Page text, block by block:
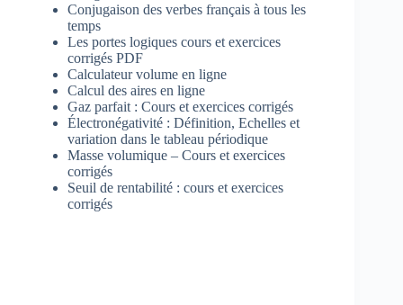
Conjugaison des verbes français à tous les
temps
Les portes logiques cours et exercices
corrigés PDF
Calculateur volume en ligne
Calcul des aires en ligne
Gaz parfait : Cours et exercices corrigés
Électronégativité : Définition, Echelles et
variation dans le tableau périodique
Masse volumique – Cours et exercices
corrigés
Seuil de rentabilité : cours et exercices
corrigés